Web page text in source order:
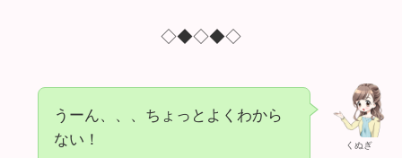
◇◆◇◆◇
くぬぎ
うーん、、、ちょっとよくわから
ない！